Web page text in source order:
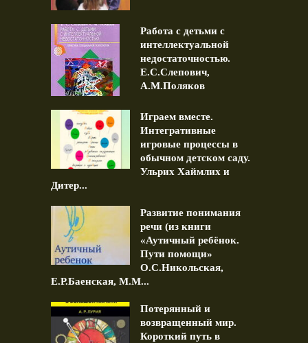
Работа с детьми с
интеллектуальной
недостаточностью.
Е.С.Слепович,
А.М.Поляков
Играем вместе.
Интегративные
игровые процессы в
обычном детском саду.
Ульрих Хаймлих и
Дитер...
Развитие понимания
речи (из книги
«Аутичный ребёнок.
Пути помощи»
О.С.Никольская,
Е.Р.Баенская, М.М...
Потерянный и
возвращенный мир.
Короткий путь в